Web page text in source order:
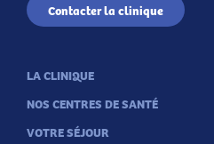
Contacter la clinique
LA CLINIQUE
NOS CENTRES DE SANTÉ
VOTRE SÉJOUR